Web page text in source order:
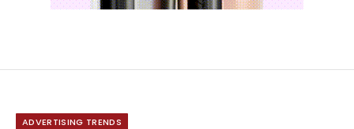
ADVERTISING TRENDS